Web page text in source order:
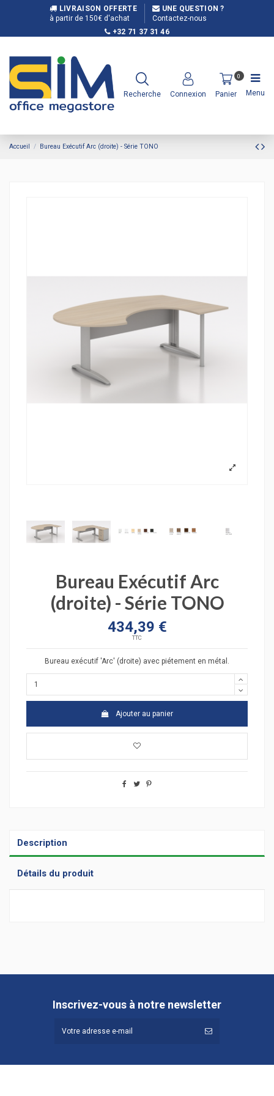
LIVRAISON OFFERTE
à partir de 150€ d'achat
UNE QUESTION ?
Contactez-nous
+32 71 37 31 46
Recherche Connexion
0
Panier Menu
Accueil Bureau Exécutif Arc (droite) - Série TONO
Bureau Exécutif Arc
(droite) - Série TONO
434,39 €
TTC
Bureau exécutif 'Arc' (droite) avec piétement en métal.
Ajouter au panier
Description
Détails du produit
Inscrivez-vous à notre newsletter